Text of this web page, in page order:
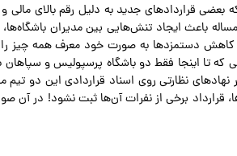
قراردادهای جدید به دلیل رقم بالای
باعث ایجاد تنش‌هایی بین مدیران
کاهش دستمزدها به صورت خود معرف همه چیز را
تا اینجا فقط دو باشگاه پرسپولیس و سپاهان
نهادهای نظارتی روی اسناد قراردادی این دو
قرارداد برخی از نفرات آن‌ها ثبت نشود! در آن